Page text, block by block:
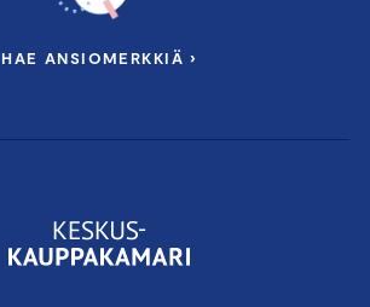
HAE ANSIOMERKKIÄ ›